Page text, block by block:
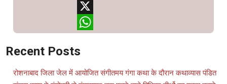
Telegram
X
Recent Posts
रोशनाबाद जिला जेल में आयोजित संगीतमय गंगा कथा के दौरान कथाव्यास पंडित